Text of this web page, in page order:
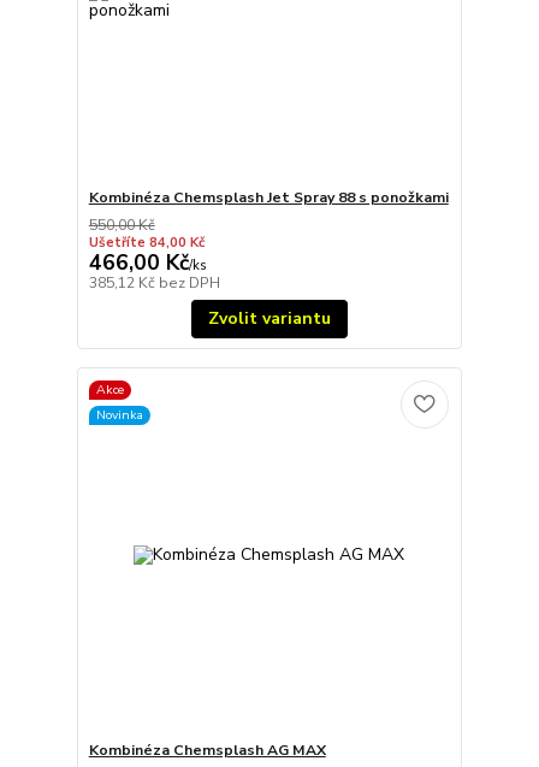
Kombinéza Chemsplash Jet Spray 88 s ponožkami
550,00 Kč
Ušetříte 84,00 Kč
466,00 Kč/ks
385,12 Kč bez DPH
Zvolit variantu
Akce
Novinka
Kombinéza Chemsplash AG MAX